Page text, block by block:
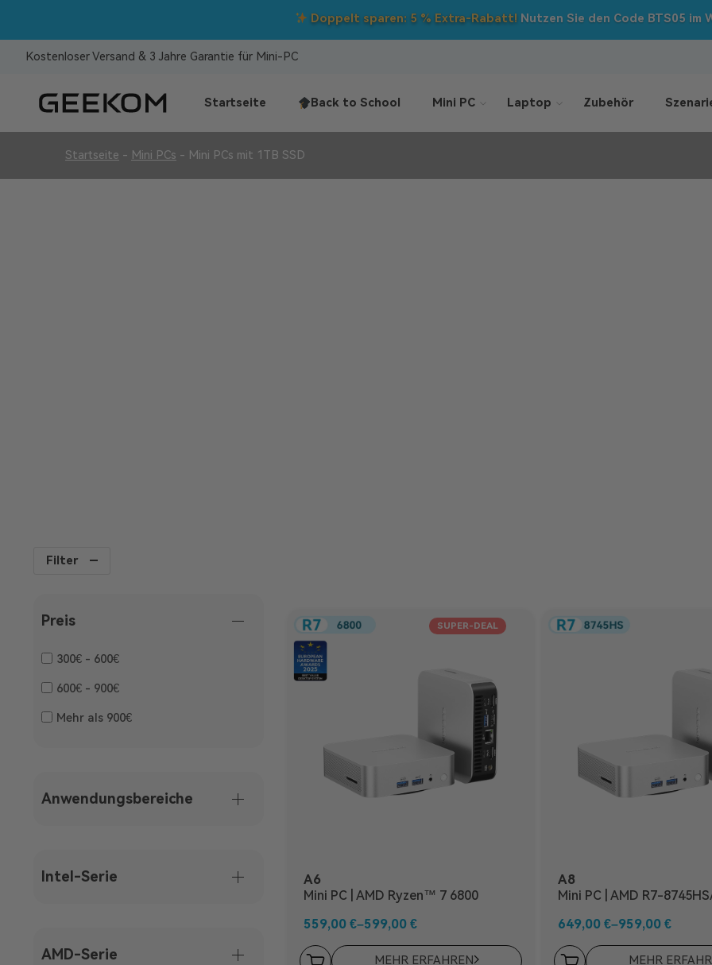
Back to School: Direktabzüge aufALLEMini-PCs!
Kostenloser Versand & 3 Jahre Garantie für Mini-PC
Startseite Back to School Mini PC Laptop Zubehör
Startseite - Mini PCs - Mini PCs mit 1TB SSD
Filter
SUPER-DEAL
A6
Mini PC | AMD Ryzen™ 7 6800
559,00 €–599,00 €
MEHR ERFAHREN
A8
Mini PC | AMD R7-
649,00 €–959,00 €
MEHR
Preis
300€ - 600€
600€ - 900€
Mehr als 900€
Anwendungsbereiche
Intel-Serie
AMD-Serie